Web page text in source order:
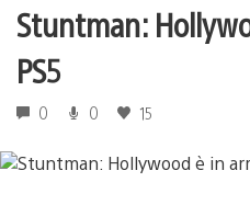
Stuntman:
PS5
0 0 15